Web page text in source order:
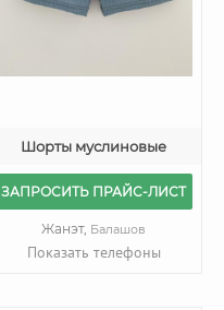
Шорты муслиновые
ЗАПРОСИТЬ ПРАЙС-ЛИСТ
Жанэт, Балашов
Показать телефоны